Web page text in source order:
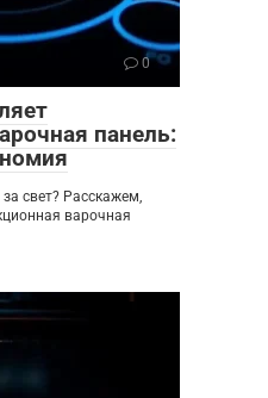
0
панель:
свет? Расскажем,
варочная